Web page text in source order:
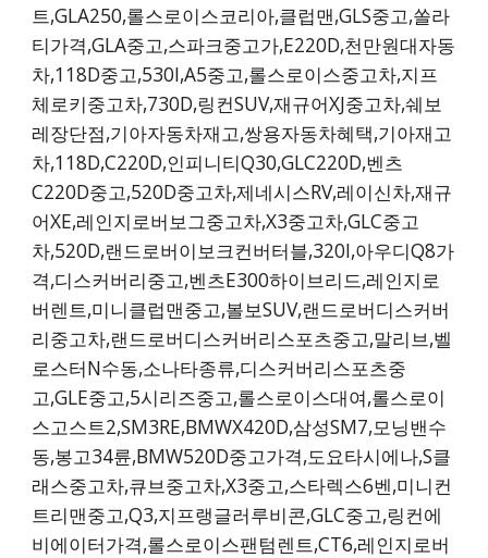
트,GLA250,롤스로이스코리아,클럽맨,GLS중고,쏠라
티가격,GLA중고,스파크중고가,E220D,천만원대자동
차,118D중고,530I,A5중고,롤스로이스중고차,지프
체로키중고차,730D,링컨SUV,재규어XJ중고차,쉐보
레장단점,기아자동차재고,쌍용자동차혜택,기아재고
차,118D,C220D,인피니티Q30,GLC220D,벤츠
C220D중고,520D중고차,제네시스RV,레이신차,재규
어XE,레인지로버보그중고차,X3중고차,GLC중고
차,520D,랜드로버이보크컨버터블,320I,아우디Q8가
격,디스커버리중고,벤츠E300하이브리드,레인지로
버렌트,미니클럽맨중고,볼보SUV,랜드로버디스커버
리중고차,랜드로버디스커버리스포츠중고,말리브,벨
로스터N수동,소나타종류,디스커버리스포츠중
고,GLE중고,5시리즈중고,롤스로이스대여,롤스로이
스고스트2,SM3RE,BMWX420D,삼성SM7,모닝밴수
동,봉고34륜,BMW520D중고가격,도요타시에나,S클
래스중고차,큐브중고차,X3중고,스타렉스6벤,미니컨
트리맨중고,Q3,지프랭글러루비콘,GLC중고,링컨에
비에이터가격,롤스로이스팬텀렌트,CT6,레인지로버